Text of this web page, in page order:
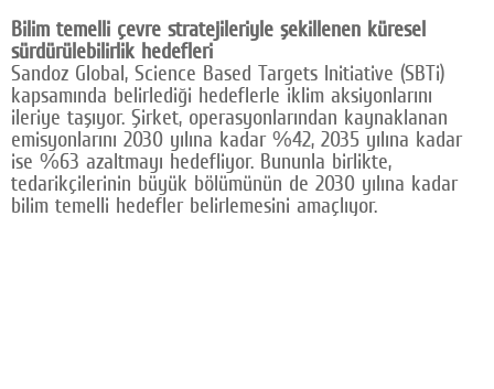
Bilim temelli çevre stratejileriyle şekillenen küresel
sürdürülebilirlik hedefleri
Sandoz Global, Science Based Targets Initiative (SBTi)
kapsamında belirlediği hedeflerle iklim aksiyonlarını
ileriye taşıyor. Şirket, operasyonlarından kaynaklanan
emisyonlarını 2030 yılına kadar %42, 2035 yılına kadar
ise %63 azaltmayı hedefliyor. Bununla birlikte,
tedarikçilerinin büyük bölümünün de 2030 yılına kadar
bilim temelli hedefler belirlemesini amaçlıyor.